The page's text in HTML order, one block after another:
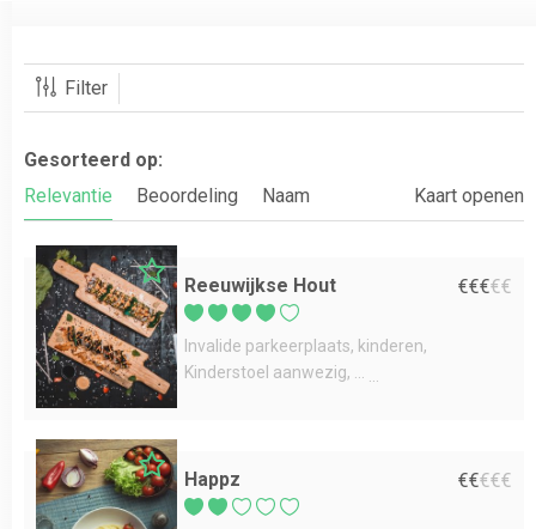
Filter
Gesorteerd op:
Relevantie
Beoordeling Naam Kaart openen
Reeuwijkse Hout €€€€€
Invalide parkeerplaats kinderen
Kinderstoel aanwezig
Happz €€€€€